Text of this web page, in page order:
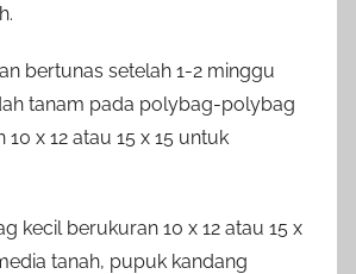
bertunas setelah 1-2 minggu
tanam pada polybag-polybag
x 12 atau 15 x 15 untuk
kecil berukuran 10 x 12 atau 15 x
tanah, pupuk kandang